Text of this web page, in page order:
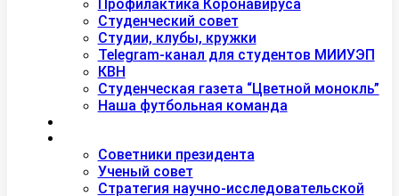
Профилактика Коронавируса
Студенческий совет
Студии, клубы, кружки
Telegram-канал для студентов МИИУЭП
КВН
Студенческая газета “Цветной монокль”
Наша футбольная команда
Советники президента
Ученый совет
Стратегия научно-исследовательской